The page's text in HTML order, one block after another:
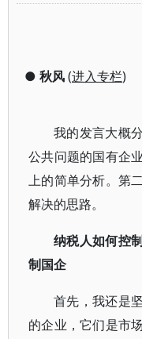
● 秋风(进入专栏)
我的发言大概
公共问题的国有企
上的简单分析。第
解决的思路。
纳税人如何控
制国企
首先，我还是
的企业，它们是市